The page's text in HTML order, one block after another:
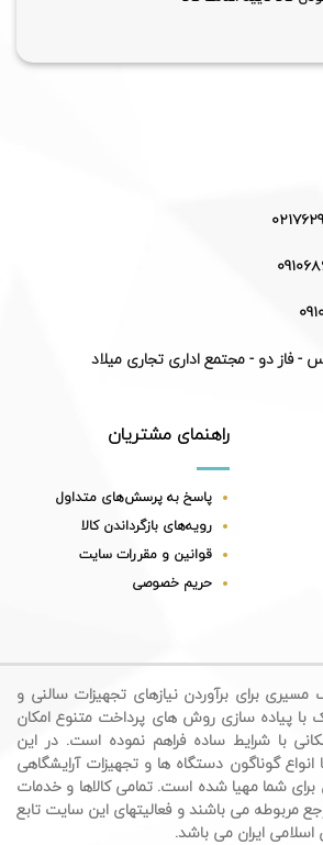
- فاز دو - مجتمع اداری تجاری میلاد
راهنمای مشتریان
پاسخ به پرسش‌های متداول
رویه‌های بازگرداندن کالا
قوانین و مقررات سایت
حریم خصوصی
مسیری برای برآوردن نیازهای تجهیزات سالنی و
با پیاده سازی روش های پرداخت متنوع امکان
با شرایط ساده فراهم نموده است. در این
انواع گوناگون دستگاه ها و تجهیزات آرایشگاهی
برای شما مهیا شده است. تمامی کالاها و خدمات
مربوطه می باشند و فعالیتهای این سایت تابع
ایران می باشد.